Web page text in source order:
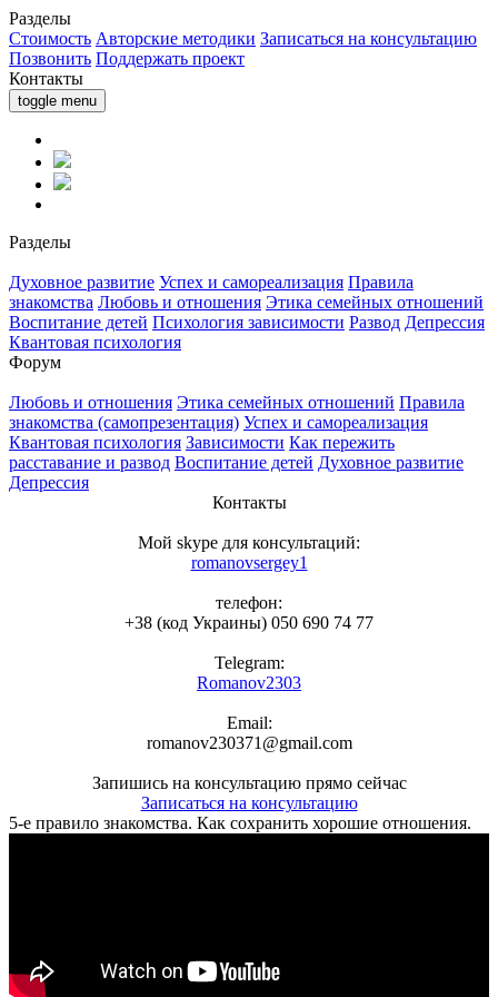
Разделы
Стоимость Авторские методики Записаться на консультацию
Позвонить Поддержать проект
Контакты
toggle menu
Разделы
Духовное развитие Успех и самореализация Правила
знакомства Любовь и отношения Этика семейных отношений
Воспитание детей Психология зависимости Развод Депрессия
Квантовая психология
Форум
Любовь и отношения Этика семейных отношений Правила
знакомства (самопрезентация) Успех и самореализация
Квантовая психология Зависимости Как пережить
расставание и развод Воспитание детей Духовное развитие
Депрессия
Контакты
Мой skype для консультаций:
romanovsergey1
телефон:
+38 (код Украины) 050 690 74 77
Telegram:
Romanov2303
Email:
romanov230371@gmail.com
Запишись на консультацию прямо сейчас
Записаться на консультацию
5-е правило знакомства. Как сохранить хорошие отношения.